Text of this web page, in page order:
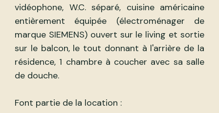
vidéophone, W.C. séparé, cuisine américaine
entièrement équipée (électroménager de
marque SIEMENS) ouvert sur le living et sortie
sur le balcon, le tout donnant à l'arrière de la
résidence, 1 chambre à coucher avec sa salle
de douche.
Font partie de la location :